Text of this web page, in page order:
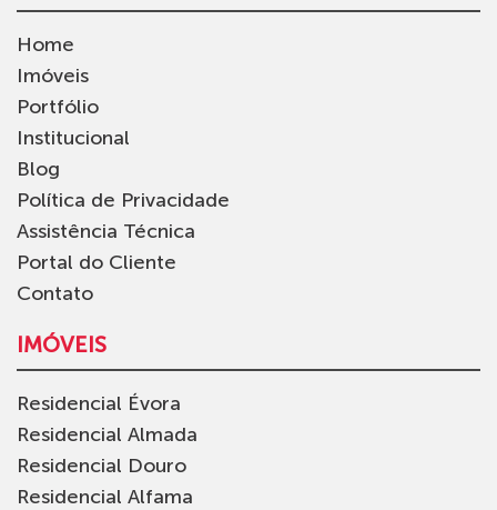
Home
Imóveis
Portfólio
Institucional
Blog
Política de Privacidade
Assistência Técnica
Portal do Cliente
Contato
IMÓVEIS
Residencial Évora
Residencial Almada
Residencial Douro
Residencial Alfama